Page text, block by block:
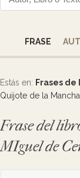
FRASE
Estás en: Frases de
Quijote de la Mancha
Frase del
MIguel de